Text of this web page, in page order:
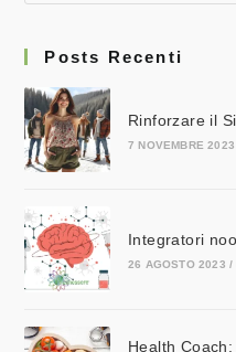
Posts Recenti
Rinforzare il
7 NOVEMBRE 2023
Integratori
26 AGOSTO 2023 /
Health